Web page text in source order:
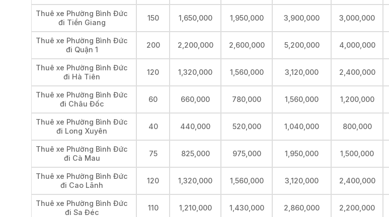
Thuê xe Phường Bình Đức
đi Tiền Giang
150 1,650,000 1,950,000 3,900,000 3,000,000
Thuê xe Phường Bình Đức
đi Quận 1
200 2,200,000 2,600,000 5,200,000 4,000,000
Thuê xe Phường Bình Đức
đi Hà Tiên
120 1,320,000 1,560,000 3,120,000 2,400,000
Thuê xe Phường Bình Đức
đi Châu Đốc
60 660,000 780,000 1,560,000 1,200,000
Thuê xe Phường Bình Đức
đi Long Xuyên
40 440,000 520,000 1,040,000 800,000
Thuê xe Phường Bình Đức
đi Cà Mau
75 825,000 975,000 1,950,000 1,500,000
Thuê xe Phường Bình Đức
đi Cao Lãnh
120 1,320,000 1,560,000 3,120,000 2,400,000
Thuê xe Phường Bình Đức
đi Sa Đéc
110 1,210,000 1,430,000 2,860,000 2,200,000